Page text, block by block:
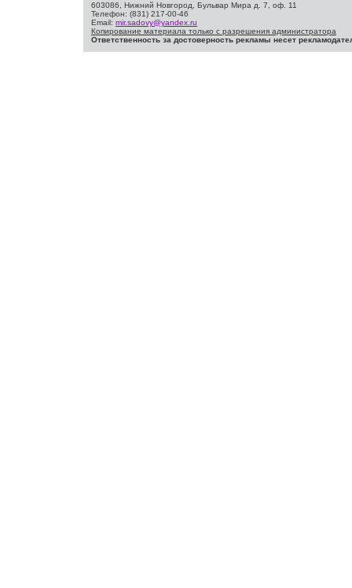
603086, Нижний Новгород, Бульвар Мира д. 7, оф. 11
Телефон: (831) 217-00-46
Email: mir.sadovy@yandex.ru
Копирование материала только с разрешения администратора
Ответственность за достоверность рекламы несет